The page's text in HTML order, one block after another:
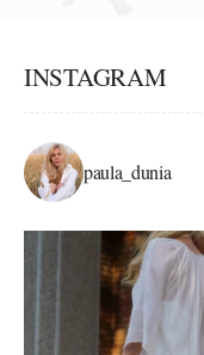
INSTAGRAM
paula_dunia